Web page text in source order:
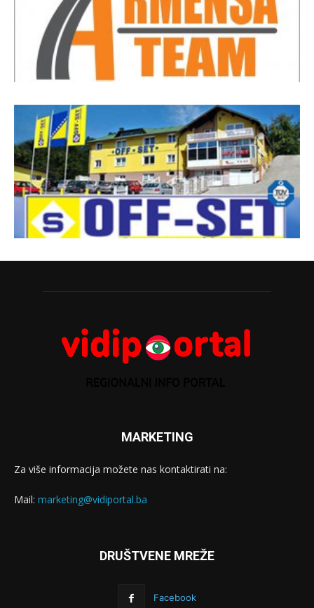
MARKETING
Za više informacija možete nas kontaktirati na:
Mail: marketing@vidiportal.ba
DRUŠTVENE MREŽE
Facebook